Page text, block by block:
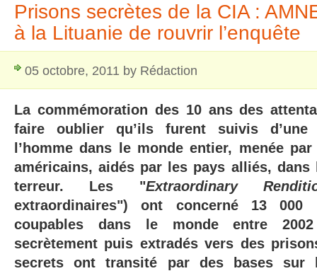
Prisons secrètes de la CIA :
à la Lituanie de rouvrir l’enquête
05 octobre, 2011 by Rédaction
La commémoration des 10 ans des
faire oublier qu’ils furent suivis d’une
l’homme dans le monde entier, menée
américains, aidés par les pays alliés,
terreur. Les "Extraordinary
extraordinaires") ont concerné 13 000
coupables dans le monde entre
secrètement puis extradés vers des
secrets ont transité par des bases sur